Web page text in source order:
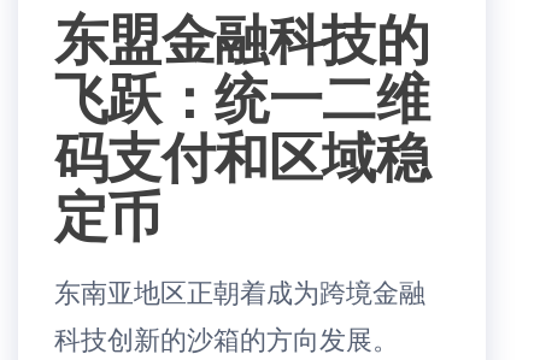
东盟金融科技的
飞跃：统一二维
码支付和区域稳
定币
东南亚地区正朝着成为跨境金融
科技创新的沙箱的方向发展。